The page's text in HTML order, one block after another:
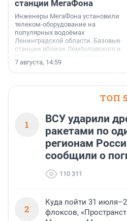
станции МегаФона
Инженеры МегаФона установили
телеком-оборудование на
популярных водоёмах
Ленинградской области. Базовые
станции вблизи Лемболовского и
недалеко от Большого Тосненского
водопада.
7 августа, 14:59
ТОП 5
1
ВСУ ударили
ракетами по
регионам
сообщили о
110 311
2
Куда пойти 31
флоксов,